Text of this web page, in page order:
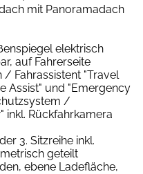
mit Panoramadach
elektrisch
auf Fahrerseite
Fahrassistent "Travel
Assist" und "Emergency
/
inkl. Rückfahrkamera
3. Sitzreihe inkl.
geteilt
ebene Ladefläche,